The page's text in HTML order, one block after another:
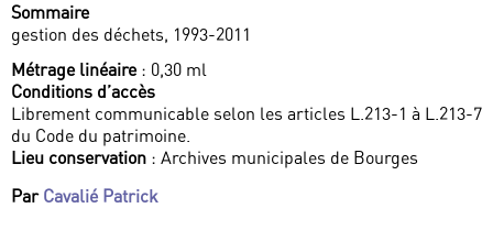
Sommaire
gestion des déchets, 1993-2011
Métrage linéaire: 0,30 ml
Conditions d’accès
Librement communicable selon les articles L.213-1 à L.213-7
du Code du patrimoine.
Lieu conservation : Archives municipales de Bourges
Par Cavalié Patrick